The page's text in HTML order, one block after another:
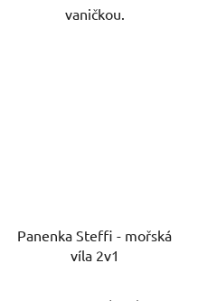
vaničkou.
Panenka Steffi - mořská
víla 2v1